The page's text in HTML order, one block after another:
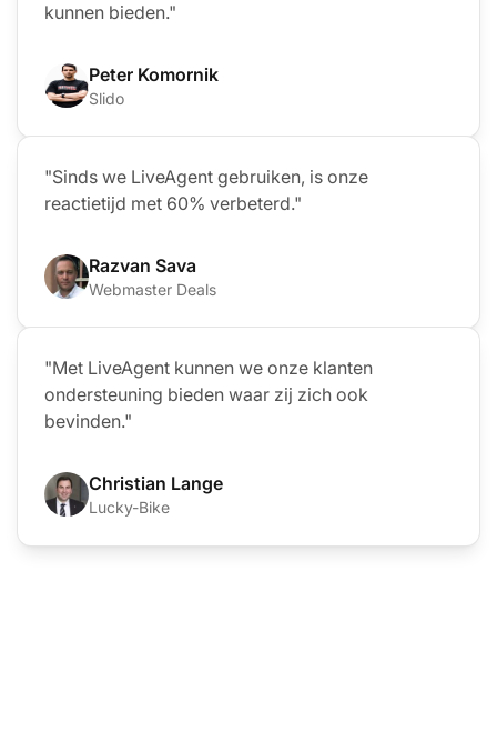
kunnen bieden."
Peter Komornik
Slido
"Sinds we LiveAgent gebruiken, is onze
reactietijd met 60% verbeterd."
Razvan Sava
Webmaster Deals
"Met LiveAgent kunnen we onze klanten
ondersteuning bieden waar zij zich ook
bevinden."
Christian Lange
Lucky-Bike